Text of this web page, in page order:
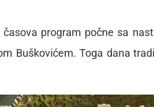
program počne sa
Buškovićem. Toga dana